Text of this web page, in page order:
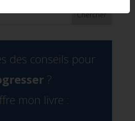
des conseils pour
?
mon livre :